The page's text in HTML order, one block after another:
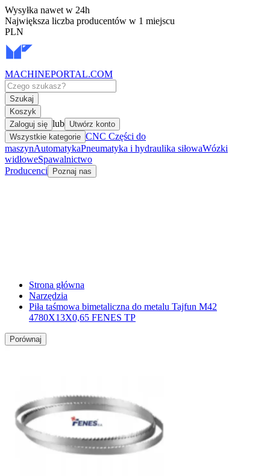
Wysyłka nawet w 24h
Największa liczba producentów w 1 miejscu
PLN
MACHINEPORTAL.COM
Szukaj
Koszyk
Zaloguj się lub Utwórz konto
Wszystkie kategorie CNC Części do
maszynAutomatykaPneumatyka i hydraulika siłowaWózki
widłoweSpawalnictwo
Producenci
Poznaj nas
Strona główna
Narzędzia
Piła taśmowa bimetaliczna do metalu Tajfun M42
4780X13X0,65 FENES TP
Porównaj